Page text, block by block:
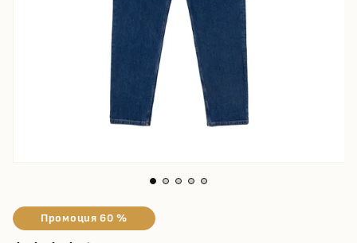
Промоция 60 %